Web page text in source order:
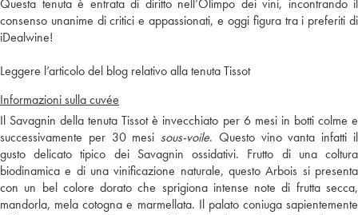
Questa tenuta è entrata di diritto nell’Olimpo dei vini, incontrando il
consenso unanime di critici e appassionati, e oggi figura tra i preferiti di
iDealwine!
Leggere l’articolo del blog relativo alla tenuta Tissot
Informazioni sulla cuvée
Il Savagnin della tenuta Tissot è invecchiato per 6 mesi in botti colme e
successivamente per 30 mesi sous-voile. Questo vino vanta infatti il
gusto delicato tipico dei Savagnin ossidativi. Frutto di una coltura
biodinamica e di una vinificazione naturale, questo Arbois si presenta
con un bel colore dorato che sprigiona intense note di frutta secca,
mandorla, mela cotogna e marmellata. Il palato coniuga sapientemente